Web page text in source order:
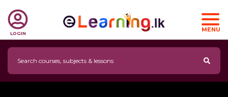
LOGIN
MENU